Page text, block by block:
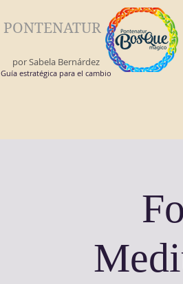
PONTENATUR
por Sabela Bernárdez
Guía estratégica para el cambio